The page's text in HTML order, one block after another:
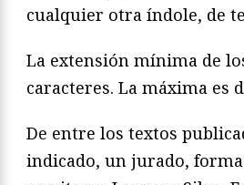
cualquier otra índole, de
La extensión mínima de
caracteres. La máxima es
De entre los textos
indicado, un jurado,